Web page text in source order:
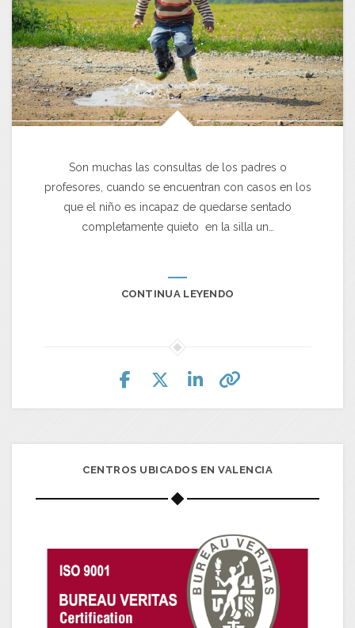
Son muchas las consultas de los padres o
profesores, cuando se encuentran con casos en los
que el niño es incapaz de quedarse sentado
completamente quieto en la silla un…
CONTINUA LEYENDO
CENTROS UBICADOS EN VALENCIA